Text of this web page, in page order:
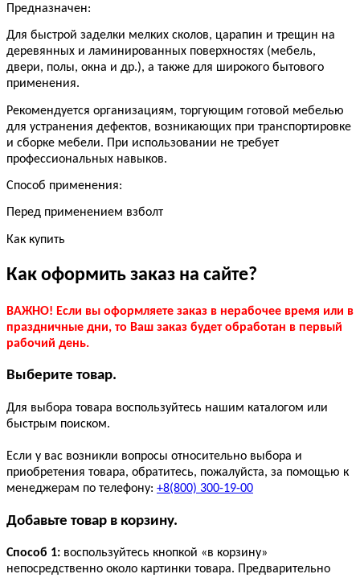
Предназначен:
Для быстрой заделки мелких сколов, царапин и трещин на
деревянных и ламинированных поверхностях (мебель,
двери, полы, окна и др.), а также для широкого бытового
применения.
Рекомендуется организациям, торгующим готовой мебелью
для устранения дефектов, возникающих при транспортировке
и сборке мебели. При использовании не требует
профессиональных навыков.
Способ применения:
Перед применением взболт
Как купить
Как оформить заказ на сайте?
ВАЖНО! Если вы оформляете заказ в нерабочее время или в
праздничные дни, то Ваш заказ будет обработан в первый
рабочий день.
Выберите товар.
Для выбора товара воспользуйтесь нашим каталогом или
быстрым поиском.
Если у вас возникли вопросы относительно выбора и
приобретения товара, обратитесь, пожалуйста, за помощью к
менеджерам по телефону: +8(800) 300-19-00
Добавьте товар в корзину.
Способ 1: воспользуйтесь кнопкой «в корзину»
непосредственно около картинки товара. Предварительно